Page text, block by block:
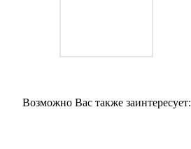
Возможно Вас также заинтересует: